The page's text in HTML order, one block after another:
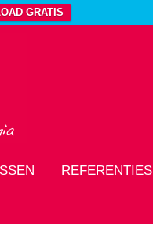
GRATIS
REFERENTIES